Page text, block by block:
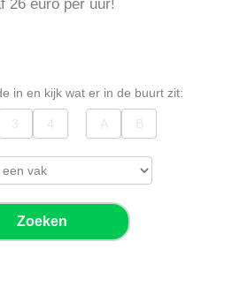
26 euro per uur!
in en kijk wat er in de buurt zit:
Zoeken